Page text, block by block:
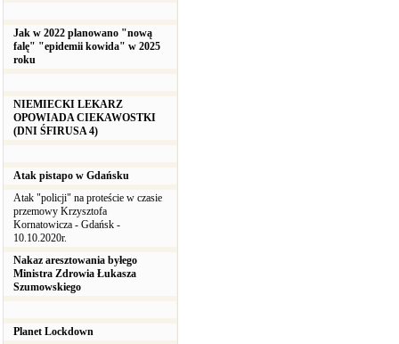
Jak w 2022 planowano "nową
falę" "epidemii kowida" w 2025
roku
NIEMIECKI LEKARZ
OPOWIADA CIEKAWOSTKI
(DNI ŚFIRUSA 4)
Atak pistapo w Gdańsku
Atak "policji" na proteście w czasie
przemowy Krzysztofa
Kornatowicza - Gdańsk -
10.10.2020r.
Nakaz aresztowania byłego
Ministra Zdrowia Łukasza
Szumowskiego
Planet Lockdown